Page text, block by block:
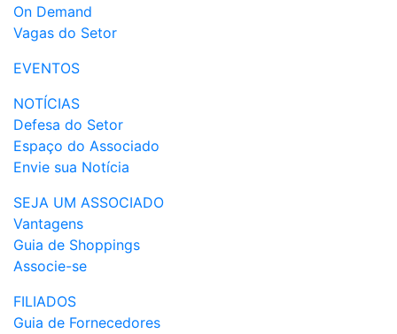
On Demand
Vagas do Setor
EVENTOS
NOTÍCIAS
Defesa do Setor
Espaço do Associado
Envie sua Notícia
SEJA UM ASSOCIADO
Vantagens
Guia de Shoppings
Associe-se
FILIADOS
Guia de Fornecedores